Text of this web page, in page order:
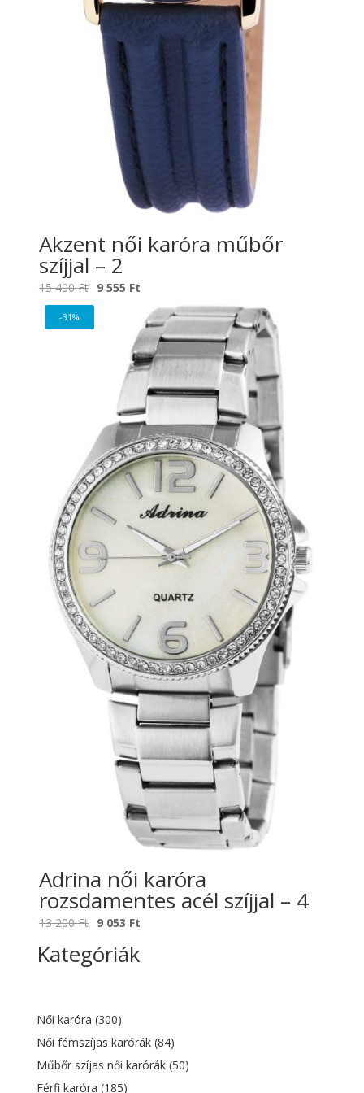
Akzent női karóra műbőr
szíjjal – 2
15 400Ft Original
price
9 555 Ft
price
is:
9
555 Ft.
-31%
Adrina női karóra
rozsdamentes acél szíjjal – 4
13 200Ft Original
was:
9 053 Ft
Kategóriák
Női karóra (300)
Női fémszíjas karórák (84)
Műbőr szíjas női karórák (50)
Férfi karóra (185)